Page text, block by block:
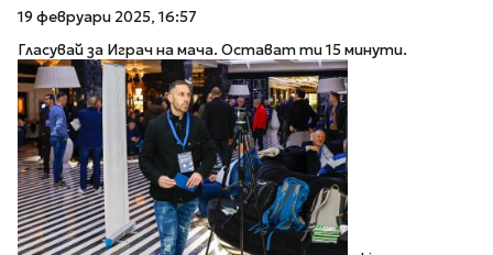
19 февруари 2025, 16:57
Гласувай за Играч на мача. Остават ти 15 минути.